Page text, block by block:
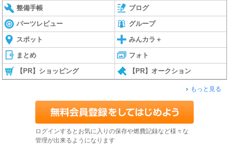
整備手帳 ブログ
パーツレビュー グループ
スポット みんカラ＋
まとめ フォト
【PR】ショッピング 【PR】オークション
もっと見る
ログインするとお気に入りの保存や燃費記録など様々な
管理が出来るようになります